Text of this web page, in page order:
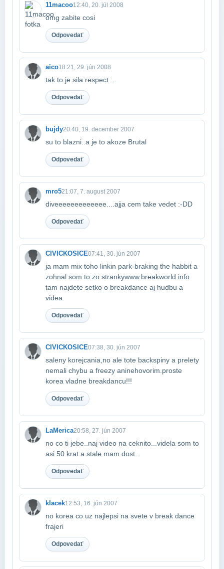
11macoo12:40, 20. júl 2008
omg zabite cosi
Odpovedať
aico18:21, 29. jún 2008
tak to je sila respect ...
Odpovedať
bujdy20:40, 19. december 2007
su to blazni..a je to akoze Brutal
Odpovedať
mro521:07, 7. august 2007
diveeeeeeeeeeeee....ajja cem take vedet :-DD
Odpovedať
CIVICKOSICE07:41, 30. jún 2007
ja mam mix toho linkin park-braking the habbit a
zohnal som to zo stranky​www.breakworld.info
tam najdete setko o breakdance aj hudbu a
videa.
Odpovedať
CIVICKOSICE07:38, 30. jún 2007
saleny korejcania,no ale tote backspiny a prelety
nemali chybu a freezy ani​nehovorim.proste
korea vladne breakdancu!!!
Odpovedať
LaMerica20:58, 27. jún 2007
no co ti jebe..naj video na ceknito...videla som to
asi 50 krat a stale mam dost..
Odpovedať
klacek12:53, 16. jún 2007
no korea co uz najlepsi na svete v break dance
frajeri
Odpovedať